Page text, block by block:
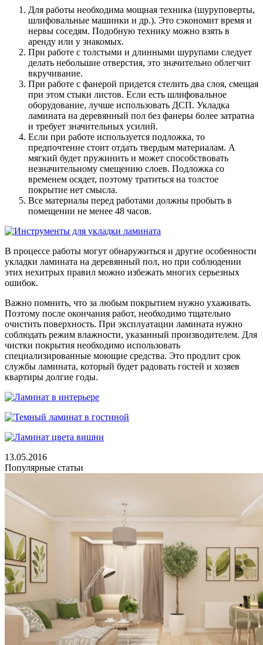
Для работы необходима мощная техника (шуруповерты,
шлифовальные машинки и др.). Это сэкономит время и
нервы соседям. Подобную технику можно взять в
аренду или у знакомых.
При работе с толстыми и длинными шурупами следует
делать небольшие отверстия, это значительно облегчит
вкручивание.
При работе с фанерой придется стелить два слоя, смещая
при этом стыки листов. Если есть шлифовальное
оборудование, лучше использовать ДСП. Укладка
ламината на деревянный пол без фанеры более затратна
и требует значительных усилий.
Если при работе используется подложка, то
предпочтение стоит отдать твердым материалам. А
мягкий будет пружинить и может способствовать
незначительному смещению слоев. Подложка со
временем осядет, поэтому тратиться на толстое
покрытие нет смысла.
Все материалы перед работами должны пробыть в
помещении не менее 48 часов.
В процессе работы могут обнаружиться и другие особенности
укладки ламината на деревянный пол, но при соблюдении
этих нехитрых правил можно избежать многих серьезных
ошибок.
Важно помнить, что за любым покрытием нужно ухаживать.
Поэтому после окончания работ, необходимо тщательно
очистить поверхность. При эксплуатации ламината нужно
соблюдать режим влажности, указанный производителем. Для
чистки покрытия необходимо использовать
специализированные моющие средства. Это продлит срок
службы ламината, который будет радовать гостей и хозяев
квартиры долгие годы.
13.05.2016
Популярные статьи